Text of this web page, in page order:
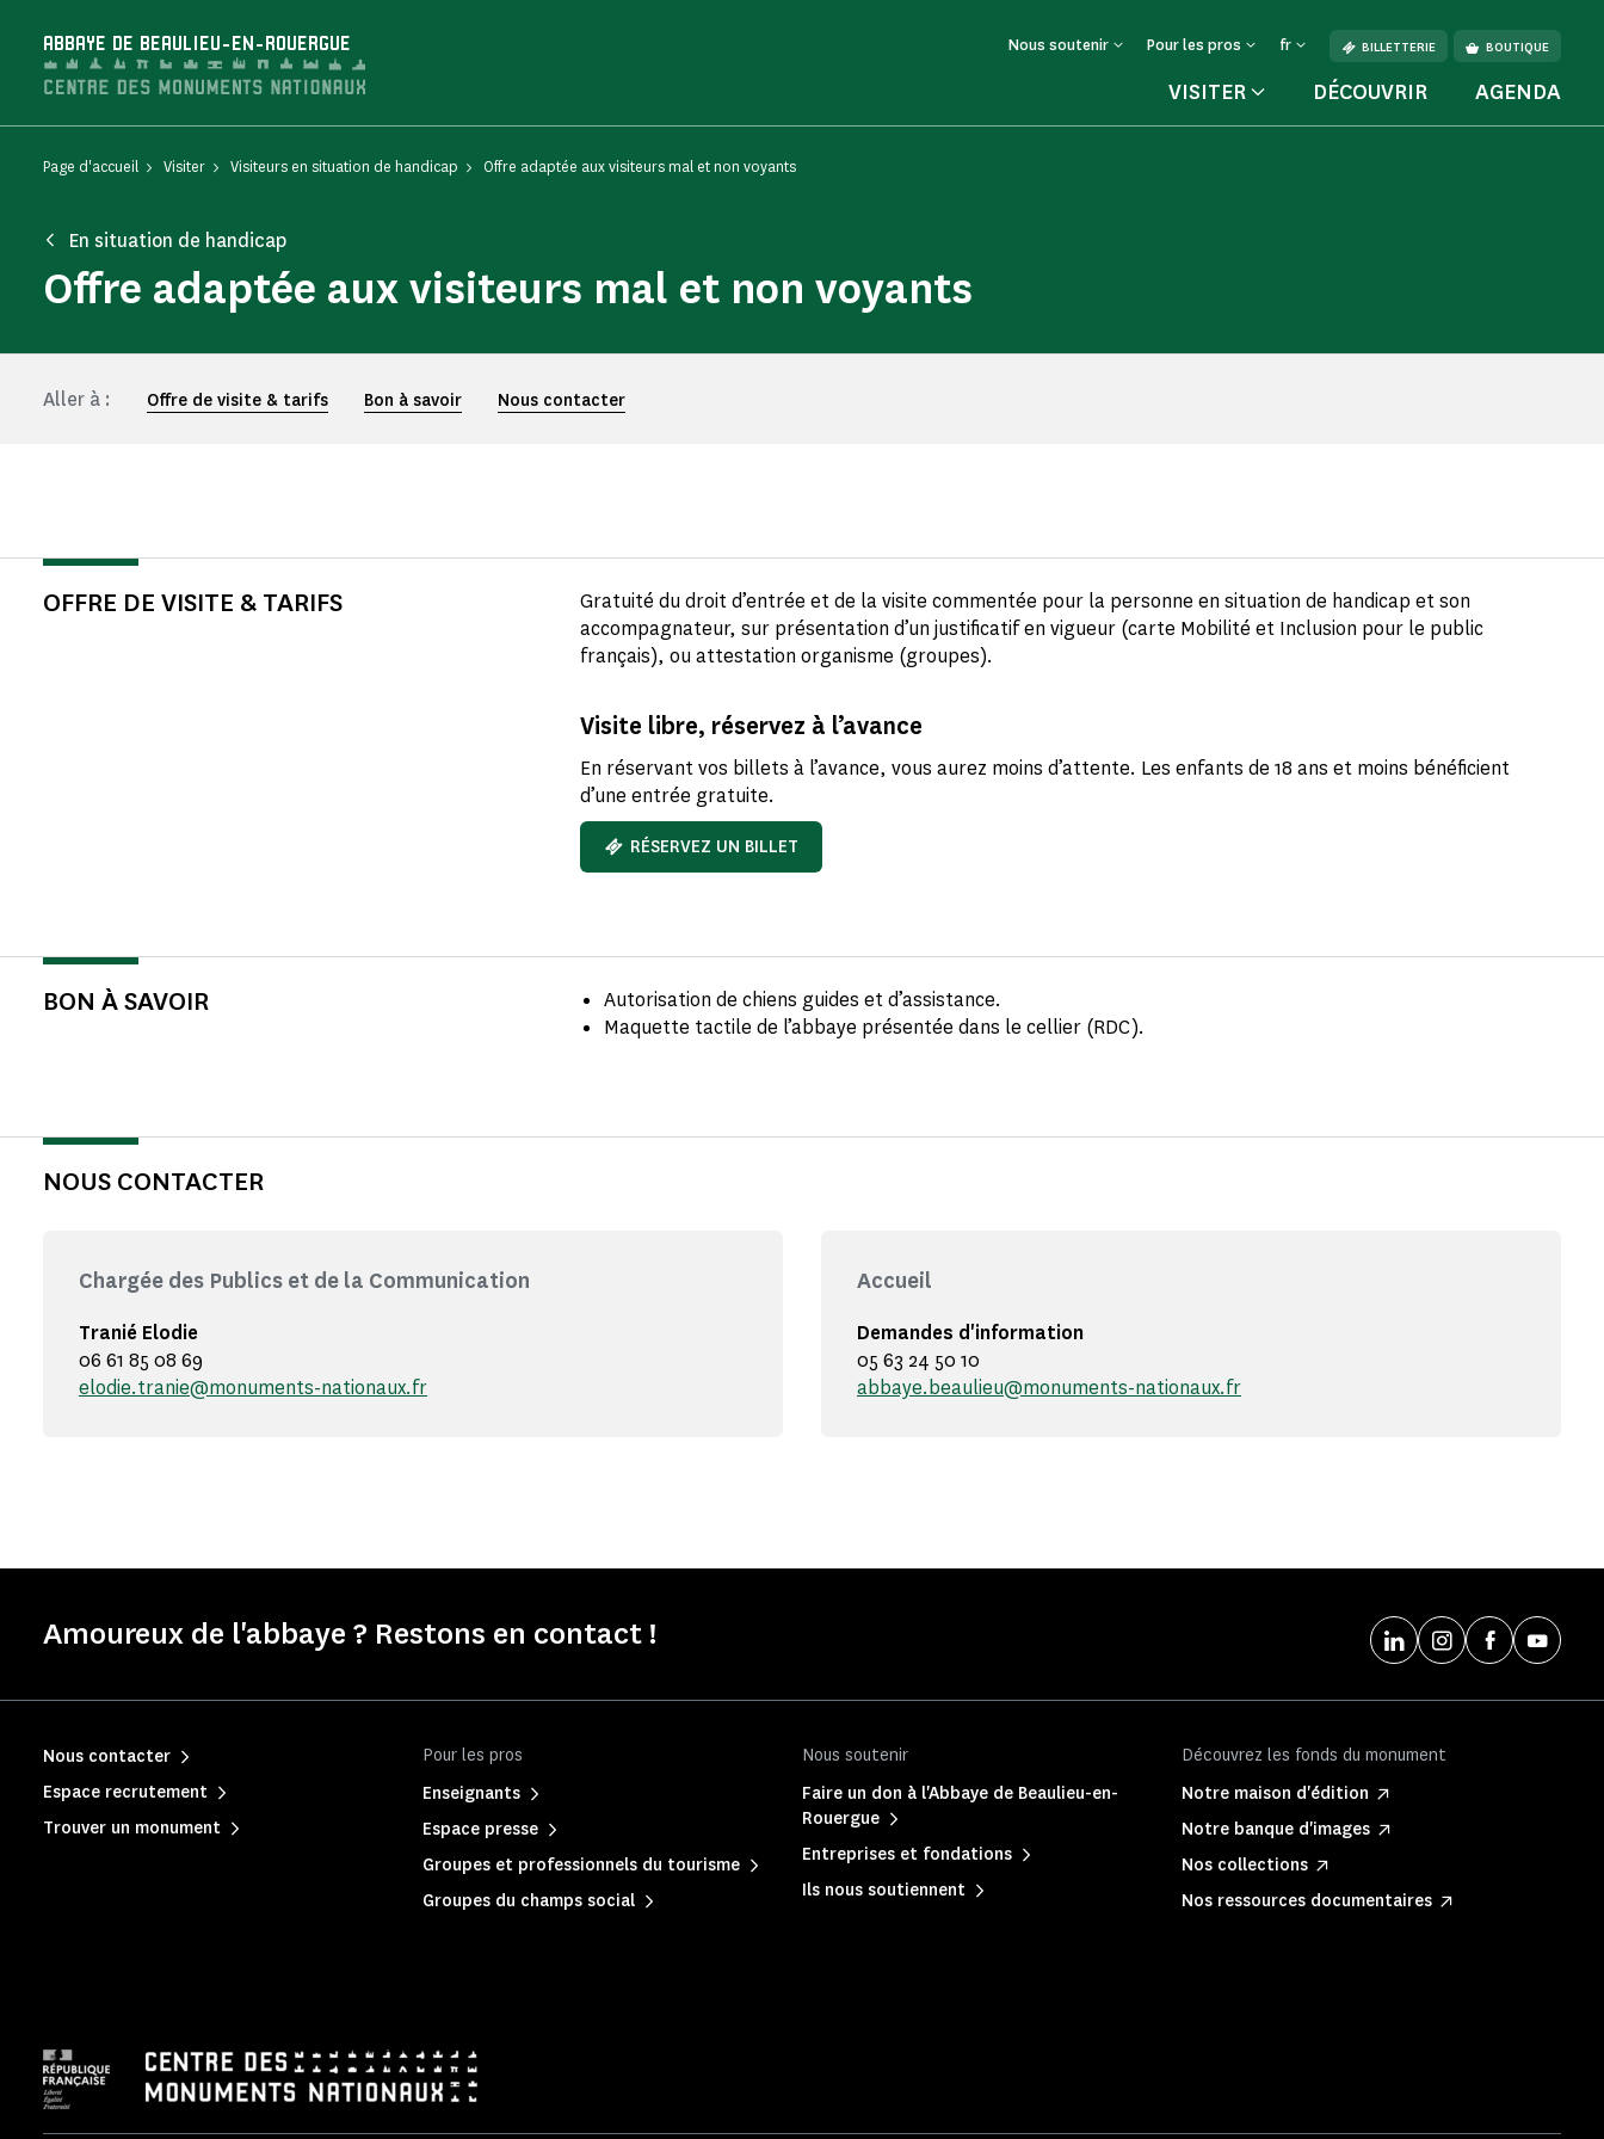
ABBAYE DE BEAULIEU-EN-ROUERGUE Nous soutenir Pour les pros fr BILLETTERIE BOUTIQUE
VISITER DÉCOUVRIR AGENDA
Page d'accueil Visiter Visiteurs en situation de handicap Offre adaptée aux visiteurs mal et non voyants
En situation de handicap
Offre adaptée aux visiteurs mal et non voyants
Aller à : Offre de visite & tarifs Bon à savoir Nous contacter
OFFRE DE VISITE & TARIFS
Gratuité du droit d’entrée et de la visite commentée pour la personne en situation de handicap et son
accompagnateur, sur présentation d’un justificatif en vigueur (carte Mobilité et Inclusion pour le public
français), ou attestation organisme (groupes).
Visite libre, réservez à l’avance
En réservant vos billets à l’avance, vous aurez moins d’attente. Les enfants de 18 ans et moins bénéficient
d’une entrée gratuite.
RÉSERVEZ UN BILLET
BON À SAVOIR
Autorisation de chiens guides et d’assistance.
Maquette tactile de l’abbaye présentée dans le cellier (RDC).
NOUS CONTACTER
Chargée des Publics et de la Communication
Tranié Elodie
06 61 85 08 69
elodie.tranie@monuments-nationaux.fr
Accueil
Demandes d'information
05 63 24 50 10
abbaye.beaulieu@monuments-nationaux.fr
Amoureux de l'abbaye ? Restons en contact !
Pour les pros
Enseignants
Espace presse
Groupes et professionnels du tourisme
Groupes du champs social
Nous soutenir
Faire un don à l'Abbaye de Beaulieu-en-
Rouergue
Entreprises et fondations
Ils nous soutiennent
Découvrez les fonds du monument
Notre maison d'édition
Notre banque d'images
Nos collections
Nos ressources documentaires
Nous contacter
Espace recrutement
Trouver un monument